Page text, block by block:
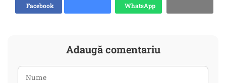
Facebook
WhatsApp
Adaugă comentariu